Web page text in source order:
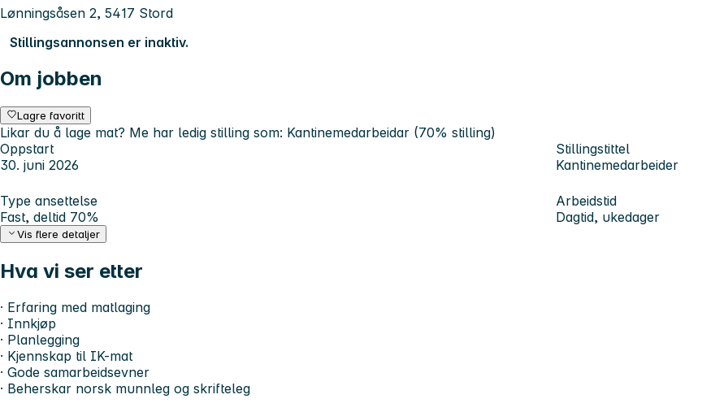
Lønningsåsen 2, 5417 Stord
Stillingsannonsen er inaktiv.
Om jobben
Lagre favoritt
Likar du å lage mat? Me har ledig stilling som: Kantinemedarbeidar (70% stilling)
Oppstart
30. juni 2026
Stillingstittel
Kantinemedarbeider
Type ansettelse
Fast, deltid 70%
Arbeidstid
Dagtid, ukedager
Vis flere detaljer
Hva vi ser etter
· Erfaring med matlaging
· Innkjøp
· Planlegging
· Kjennskap til IK-mat
· Gode samarbeidsevner
· Beherskar norsk munnleg og skrifteleg